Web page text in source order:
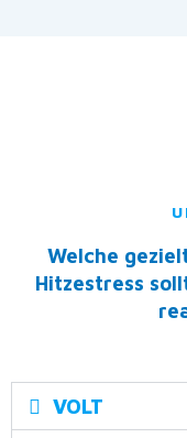
Welche
Hitzestress
VOLT